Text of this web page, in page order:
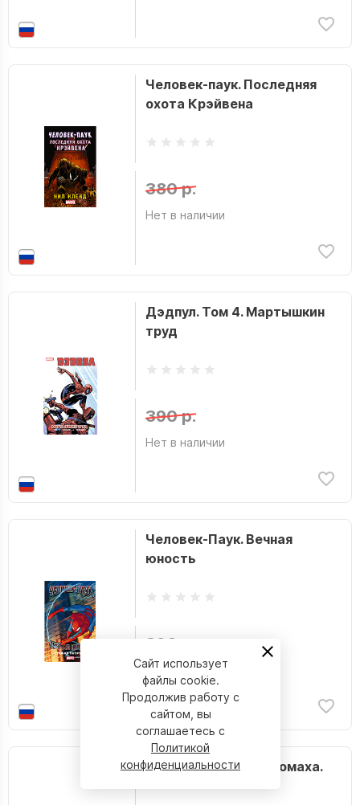
Человек-паук. Последняя
охота Крэйвена
380 р.
Нет в наличии
Дэдпул. Том 4. Мартышкин
труд
390 р.
Нет в наличии
Человек-Паук. Вечная
юность
390 р.
Нет в наличии
Человек-Паук и Росомаха.
Сайт использует
файлы cookie.
Продолжив работу с
сайтом, вы
соглашаетесь с
Политикой
конфиденциальности